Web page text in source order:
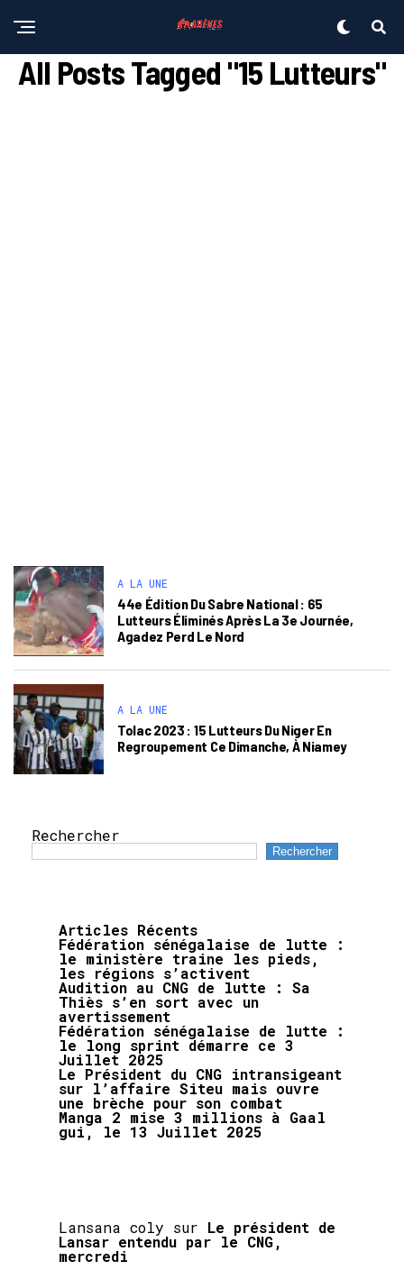
All Posts Tagged "15 Lutteurs"
A LA UNE
44e Édition Du Sabre National : 65
Lutteurs Éliminés Après La 3e Journée,
Agadez Perd Le Nord
A LA UNE
Tolac 2023 : 15 Lutteurs Du Niger En
Regroupement Ce Dimanche, À Niamey
Rechercher
Rechercher
Articles Récents
Fédération sénégalaise de lutte :
le ministère traine les pieds,
les régions s’activent
Audition au CNG de lutte : Sa
Thiès s’en sort avec un
avertissement
Fédération sénégalaise de lutte :
le long sprint démarre ce 3
Juillet 2025
Le Président du CNG intransigeant
sur l’affaire Siteu mais ouvre
une brèche pour son combat
Manga 2 mise 3 millions à Gaal
gui, le 13 Juillet 2025
Lansana coly sur Le président de
Lansar entendu par le CNG,
mercredi